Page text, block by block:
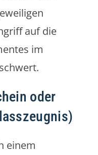
auf die
im
oder
einem